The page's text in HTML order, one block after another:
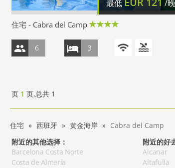
最低 /晚
住宅 - Cabra del Camp
6 3
页 1 页,总共 1
住宅 西班牙 黄金海岸
Cabra del Camp
附近的其他选择：
Barcelona Costa Norte
Costa de Almería
附近的好
Alcanar
Altafulla